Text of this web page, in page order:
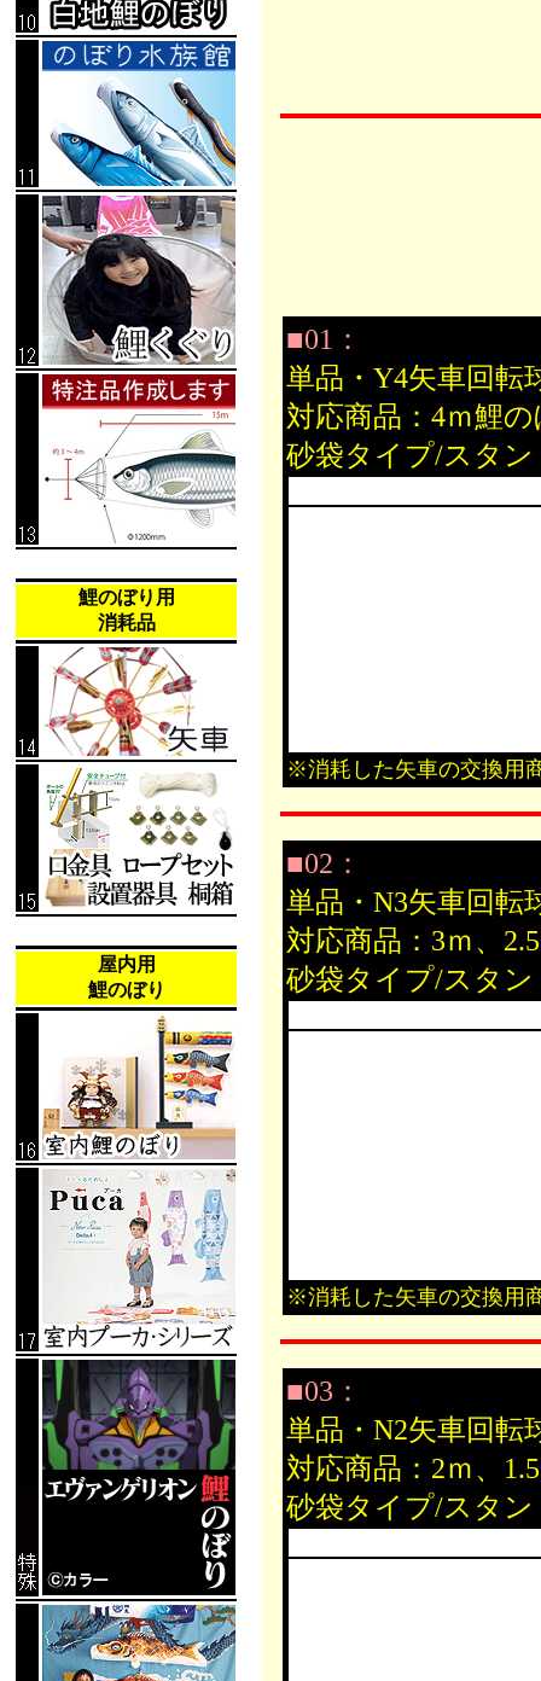
鯉のぼり用
消耗品
屋内用
鯉のぼり
■01：
単品・Y4矢車回
対応商品：4ｍ鯉
砂袋タイプ/スタ
※消耗した矢車の交換用
■02：
単品・N3矢車回
対応商品：3ｍ、
砂袋タイプ/スタ
※消耗した矢車の交換用
■03：
単品・N2矢車回
対応商品：2ｍ、
砂袋タイプ/スタ